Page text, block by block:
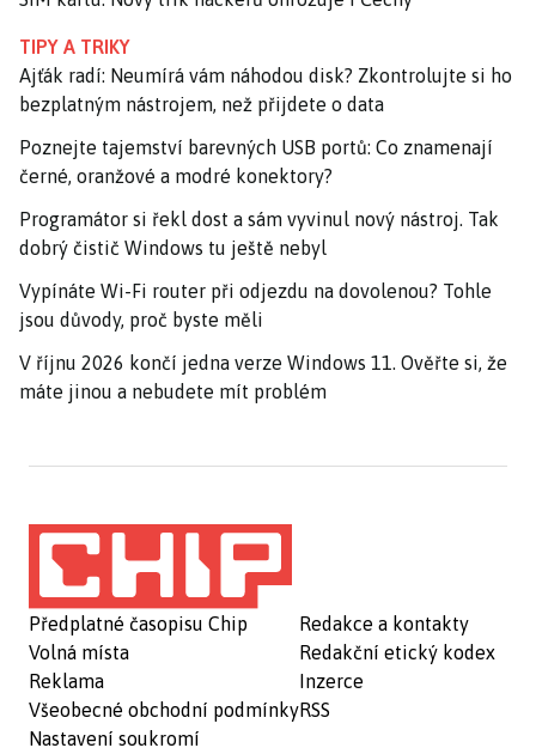
TIPY A TRIKY
Ajťák radí: Neumírá vám náhodou disk? Zkontrolujte si ho
bezplatným nástrojem, než přijdete o data
Poznejte tajemství barevných USB portů: Co znamenají
černé, oranžové a modré konektory?
Programátor si řekl dost a sám vyvinul nový nástroj. Tak
dobrý čistič Windows tu ještě nebyl
Vypínáte Wi-Fi router při odjezdu na dovolenou? Tohle
jsou důvody, proč byste měli
V říjnu 2026 končí jedna verze Windows 11. Ověřte si, že
máte jinou a nebudete mít problém
Předplatné časopisu Chip
Volná místa
Reklama
Všeobecné obchodní podmínky
Nastavení soukromí
Redakce a kontakty
Redakční etický kodex
Inzerce
RSS